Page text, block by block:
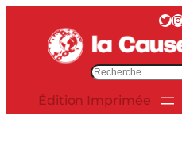
contenu
Twitter
Édition Imprimée